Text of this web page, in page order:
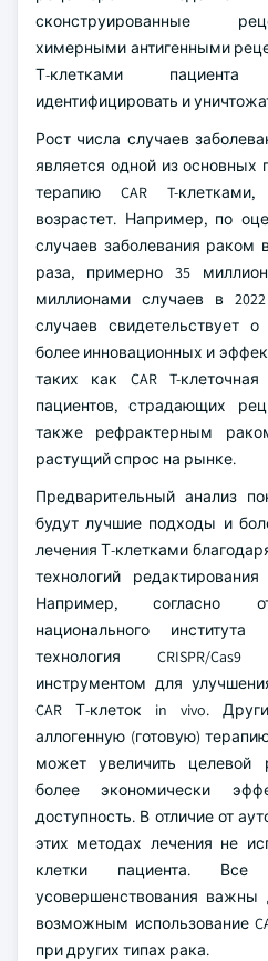
сконструированные
химерными антигенными
Т-клетками
идентифицировать и
Рост числа случаев
является одной из основных
терапию CAR T-клетками,
возрастет. Например, по
случаев заболевания раком
раза, примерно 35
миллионами случаев в
случаев свидетельствует
более инновационных и
таких как CAR T-
пациентов, страдающих
также рефрактерным
растущий спрос на рынке.
Предварительный анализ
будут лучшие подходы и
лечения Т-клетками
технологий редактирования
Например, согласно
национального института
технология CRISPR/
инструментом для
CAR Т-клеток in vivo.
аллогенную (готовую)
может увеличить целевой
более экономически
доступность. В отличие от
этих методах лечения не
клетки пациента. Все
усовершенствования важны
возможным использование
при других типах рака.